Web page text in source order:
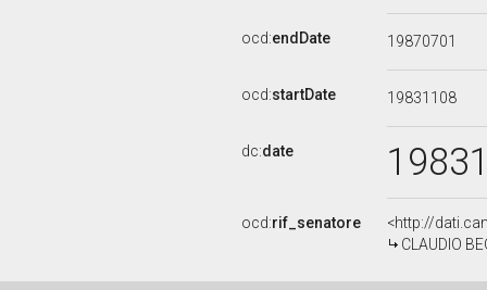
ocd:endDate 19870701
ocd:startDate 19831108
dc:date
ocd:rif_senatore
<http://
CLAUDIO